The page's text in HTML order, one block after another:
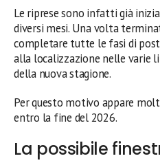
Le riprese sono infatti già
diversi mesi. Una volta
completare tutte le fasi di
alla localizzazione nelle varie
della nuova stagione.
Per questo motivo appare
entro la fine del 2026.
La possibile